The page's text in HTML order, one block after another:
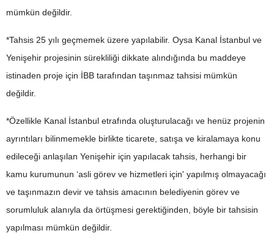
mümkün değildir.
*Tahsis 25 yılı geçmemek üzere yapılabilir. Oysa Kanal İstanbul ve
Yenişehir projesinin sürekliliği dikkate alındığında bu maddeye
istinaden proje için İBB tarafından taşınmaz tahsisi mümkün
değildir.
*Özellikle Kanal İstanbul etrafında oluşturulacağı ve henüz projenin
ayrıntıları bilinmemekle birlikte ticarete, satışa ve kiralamaya konu
edileceği anlaşılan Yenişehir için yapılacak tahsis, herhangi bir
kamu kurumunun ‘asli görev ve hizmetleri için' yapılmış olmayacağı
ve taşınmazın devir ve tahsis amacının belediyenin görev ve
sorumluluk alanıyla da örtüşmesi gerektiğinden, böyle bir tahsisin
yapılması mümkün değildir.